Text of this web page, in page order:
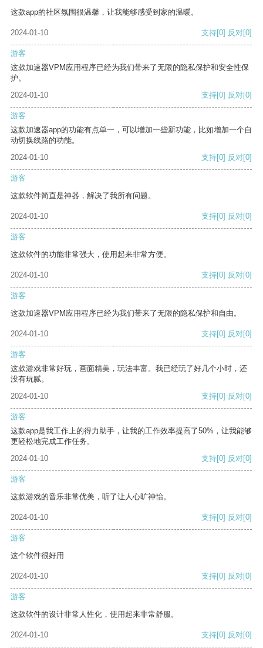
这款app的社区氛围很温馨，让我能够感受到家的温暖。
2024-01-10 支持[0] 反对[0]
游客
这款加速器VPM应用程序已经为我们带来了无限的隐私保护和安全性保
护。
2024-01-10
支持[0] 反对[0]
游客
这款加速器app的功能有点单一，可以增加一些新功能，比如增加一个自
动切换线路的功能。
2024-01-10
支持[0] 反对[0]
游客
这款软件简直是神器，解决了我所有问题。
2024-01-10 支持[0] 反对[0]
游客
这款软件的功能非常强大，使用起来非常方便。
2024-01-10 支持[0] 反对[0]
游客
这款加速器VPM应用程序已经为我们带来了无限的隐私保护和自由。
2024-01-10 支持[0] 反对[0]
游客
这款游戏非常好玩，画面精美，玩法丰富。我已经玩了好几个小时，还
没有玩腻。
2024-01-10
支持[0] 反对[0]
游客
这款app是我工作上的得力助手，让我的工作效率提高了50%，让我能够
更轻松地完成工作任务。
2024-01-10
支持[0] 反对[0]
游客
这款游戏的音乐非常优美，听了让人心旷神怡。
2024-01-10 支持[0] 反对[0]
游客
这个软件很好用
2024-01-10 支持[0] 反对[0]
游客
这款软件的设计非常人性化，使用起来非常舒服。
2024-01-10 支持[0] 反对[0]